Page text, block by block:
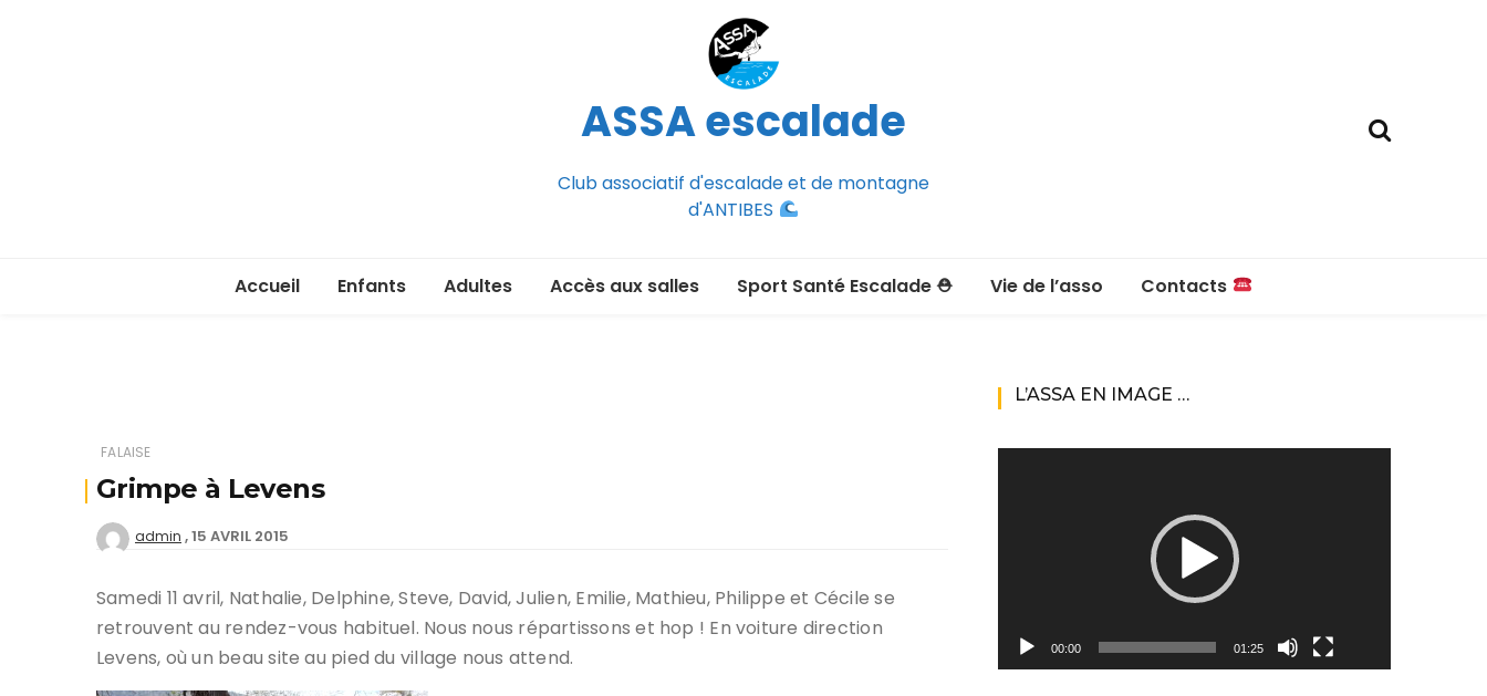
ASSA escalade
Club associatif d'escalade et de montagne
d'ANTIBES
Accueil Enfants Adultes
Créer une événement non
officiel sur Spond
Accès aux salles Sport Santé Escalade ⛑ Vie de l’asso
Contacts
Les encadrants du club
Contacts
FALAISE
Grimpe à Levens
admin 15 AVRIL 2015
Samedi 11 avril, Nathalie, Delphine, Steve, David, Julien, Emilie, Mathieu, Philippe et Cécile se
retrouvent au rendez-vous habituel. Nous nous répartissons et hop ! En voiture direction
Levens, où un beau site au pied du village nous attend.
L’ASSA EN IMAGE …
00:00 01:25